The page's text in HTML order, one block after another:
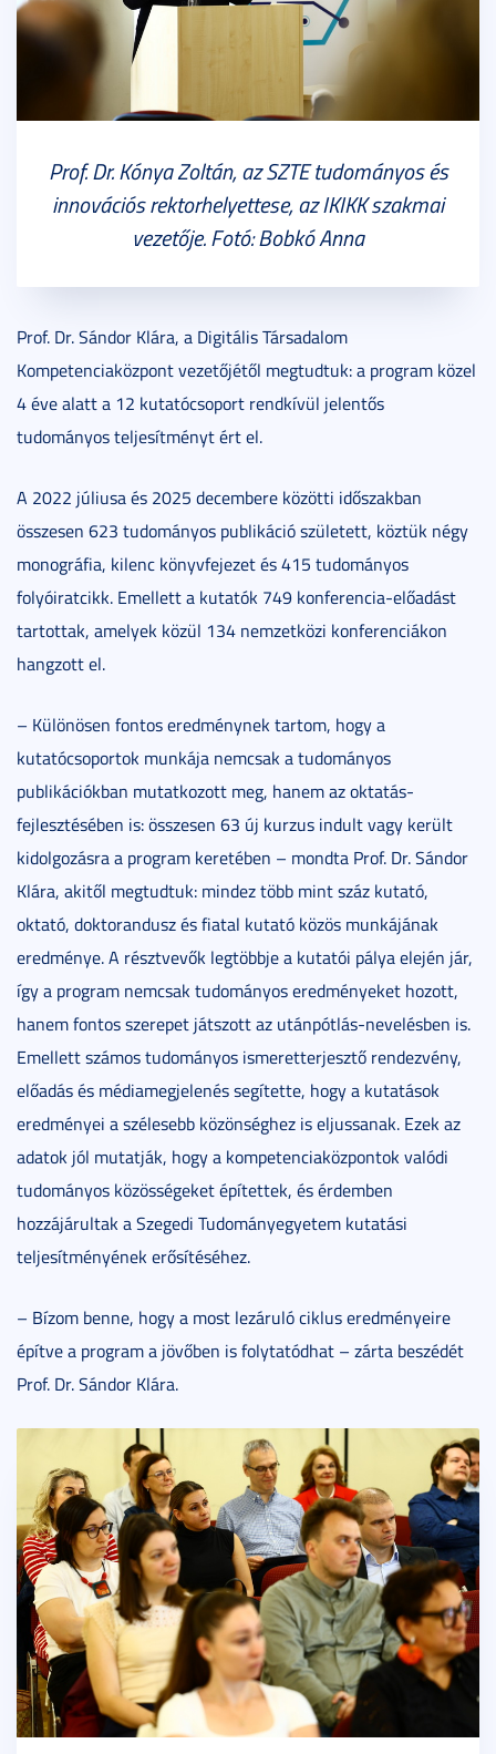
Prof. Dr. Kónya Zoltán, az SZTE tudományos és
innovációs rektorhelyettese, az IKIKK szakmai
vezetője. Fotó: Bobkó Anna
Prof. Dr. Sándor Klára, a Digitális Társadalom
Kompetenciaközpont vezetőjétől megtudtuk: a program közel
4 éve alatt a 12 kutatócsoport rendkívül jelentős
tudományos teljesítményt ért el.
A 2022 júliusa és 2025 decembere közötti időszakban
összesen 623 tudományos publikáció született, köztük négy
monográfia, kilenc könyvfejezet és 415 tudományos
folyóiratcikk. Emellett a kutatók 749 konferencia-előadást
tartottak, amelyek közül 134 nemzetközi konferenciákon
hangzott el.
– Különösen fontos eredménynek tartom, hogy a
kutatócsoportok munkája nemcsak a tudományos
publikációkban mutatkozott meg, hanem az oktatás-
fejlesztésében is: összesen 63 új kurzus indult vagy került
kidolgozásra a program keretében – mondta Prof. Dr. Sándor
Klára, akitől megtudtuk: mindez több mint száz kutató,
oktató, doktorandusz és fiatal kutató közös munkájának
eredménye. A résztvevők legtöbbje a kutatói pálya elején jár,
így a program nemcsak tudományos eredményeket hozott,
hanem fontos szerepet játszott az utánpótlás-nevelésben is.
Emellett számos tudományos ismeretterjesztő rendezvény,
előadás és médiamegjelenés segítette, hogy a kutatások
eredményei a szélesebb közönséghez is eljussanak. Ezek az
adatok jól mutatják, hogy a kompetenciaközpontok valódi
tudományos közösségeket építettek, és érdemben
hozzájárultak a Szegedi Tudományegyetem kutatási
teljesítményének erősítéséhez.
– Bízom benne, hogy a most lezáruló ciklus eredményeire
építve a program a jövőben is folytatódhat – zárta beszédét
Prof. Dr. Sándor Klára.